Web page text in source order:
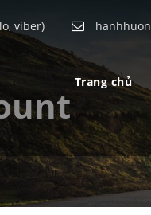
viber)
Trang chủ